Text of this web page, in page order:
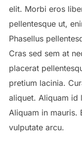
elit. Morbi eros
pellentesque ut,
Phasellus
Cras sed sem at
placerat
pretium lacinia.
aliquet. Aliquam id
Aliquam in mauris.
vulputate arcu.